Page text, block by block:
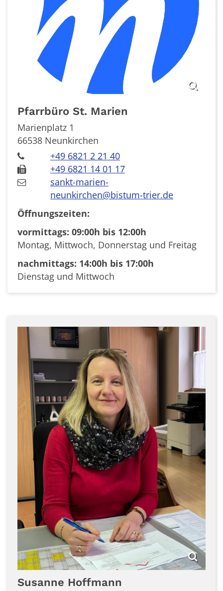
Pfarrbüro St. Marien
Marienplatz 1
66538 Neunkirchen
+49 6821 2 21 40
+49 6821 14 01 17
sankt-marien-
neunkirchen@bistum-trier.de
Öffnungszeiten:
vormittags: 09:00h bis 12:00h
Montag, Mittwoch, Donnerstag und Freitag
nachmittags: 14:00h bis 17:00h
Dienstag und Mittwoch
Susanne Hoffmann